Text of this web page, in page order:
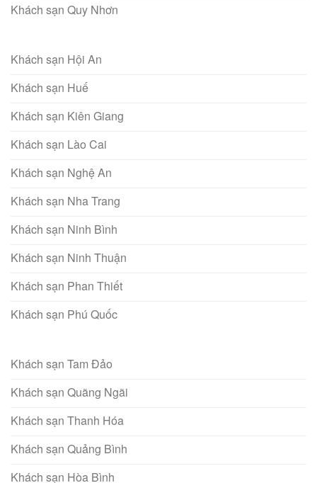
Khách sạn Quy Nhơn
Khách sạn Hội An
Khách sạn Huế
Khách sạn Kiên Giang
Khách sạn Lào Cai
Khách sạn Nghệ An
Khách sạn Nha Trang
Khách sạn Ninh Bình
Khách sạn Ninh Thuận
Khách sạn Phan Thiết
Khách sạn Phú Quốc
Khách sạn Tam Đảo
Khách sạn Quãng Ngãi
Khách sạn Thanh Hóa
Khách sạn Quảng Bình
Khách sạn Hòa Bình